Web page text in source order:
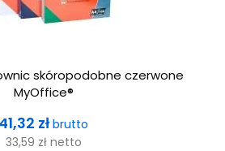
skóropodobne czerwone
MyOffice®
Cena
41,32 zł brutto
33,59 zł netto